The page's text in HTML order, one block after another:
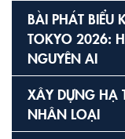
BÀI PHÁT BIỂU
TOKYO 2026:
NGUYÊN AI
XÂY DỰNG HẠ
NHÂN LOẠI